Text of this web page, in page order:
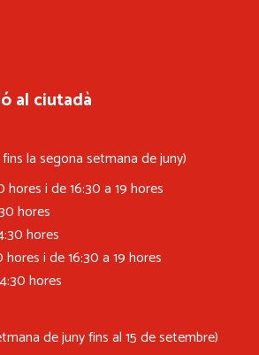
al ciutadà
la segona setmana de juny)
hores i de 16:30 a 19 hores
hores
hores
hores i de 16:30 a 19 hores
hores
de juny fins al 15 de setembre)